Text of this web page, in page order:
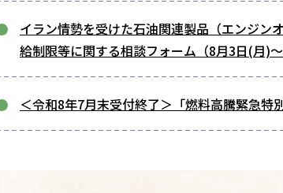
イラン情勢を受けた石油関連製品（エンジン
給制限等に関する相談フォーム（8月3日(月)
＜令和8年7月末受付終了＞「燃料高騰緊急特